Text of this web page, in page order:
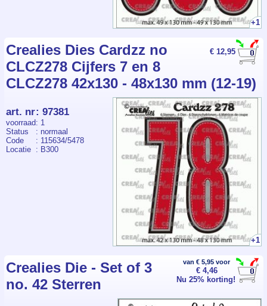
+1
€ 12,95
Crealies Dies Cardzz no
CLCZ278 Cijfers 7 en 8
CLCZ278 42x130 - 48x130 mm (12-19)
+1
art. nr: 97381
voorraad: 1
Status
: normaal
Code
: 115634/5478
Locatie : B300
van € 5,95 voor
€ 4,46
Nu 25% korting!
Crealies Die - Set of 3
no. 42 Sterren